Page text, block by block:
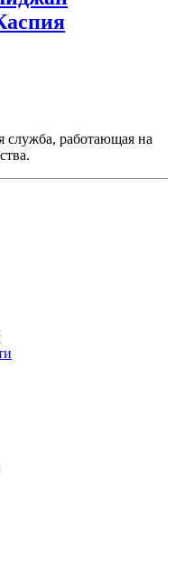
служба, работающая на